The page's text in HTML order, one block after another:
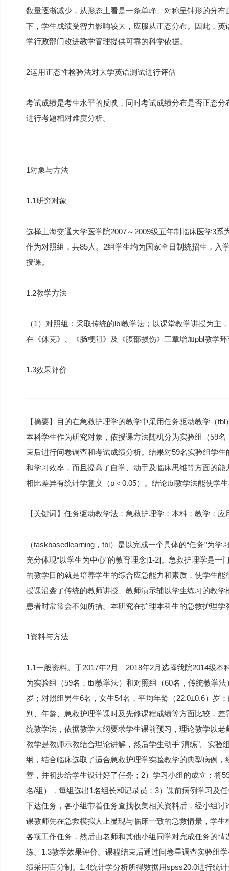
数量逐渐减少，从形态上看是一条单峰、对称呈钟形的分
下，学生成绩受智力影响较大，应服从正态分布。因此，
学行政部门改进教学管理提供可靠的科学依据。
2运用正态性检验法对大学英语测试进行评估
考试成绩是考生水平的反映，同时考试成绩分布是否正态
进行考题相对难度分析。
1对象与方法
1.1研究对象
选择上海交通大学医学院2007～2009级五年制临床医学3
作为对照组，共85人。2组学生均为国家全日制统招生，入
授课。
1.2教学方法
（1）对照组：采取传统的lbl教学法；以课堂教学讲授为
在《休克》、《肠梗阻》及《腹部损伤》三章增加pbl教学
1.3效果评价
【摘要】目的在急救护理学的教学中采用任务驱动教学（
本科学生作为研究对象，依授课方法随机分为实验组（59
束后进行问卷调查和考试成绩分析。结果对59名实验组学
和学习效率，而且提高了自学、动手及临床思维等方面的
相比差异有统计学意义（p＜0.05）。结论tbl教学法能使学
【关键词】任务驱动教学法；急救护理学；本科；教学；
（taskbasedlearning，tbl）是以完成一个具体的“任务”为
充分体现“以学生为中心”的教育理念[1-2]。急救护理学是
的教学目的就是培养学生的综合应急能力和素质，使学生
授课沿袭了传统的教师讲授、教师演示辅以学生练习的教
患者时常常会不知所措。本研究在护理本科生的急救护理
1资料与方法
1.1一般资料。于2017年2月—2018年2月选择我院2014级
为实验组（59名，tbl教学法）和对照组（60名，传统教学
岁；对照组男生6名，女生54名，平均年龄（22.0±0.6）岁
别、年龄、急救护理学课时及先修课程成绩等方面比较，
统教学法，依据教学大纲要求学生课前预习，理论教学以
教学是教师示教结合理论讲解，然后学生动手“演练”。实
纲，结合临床选取了适合急救护理学实验教学的典型病例
善，并初步给学生设计好了任务；2）学习小组的成立：将
名/组），每组选出1名组长和记录员；3）课前病例学习及
下达任务，各小组带着任务查找收集相关资料后，经小组
课教师先在急救模拟人上显现与临床一致的急救情景，学
各项工作任务，然后由老师和其他小组同学对完成任务的
练。1.3教学效果评价。课程结束后通过问卷星调查实验组
绩采用百分制。1.4统计学分析所得数据用spss20.0进行统